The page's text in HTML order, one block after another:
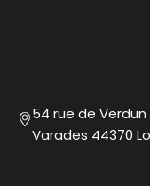
54 rue de Verdun
Varades 44370